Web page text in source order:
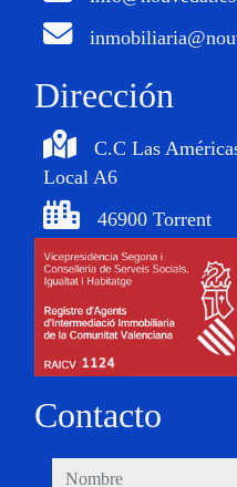
Dirección
C.C Las
Local A6
46900 Torrent
Contacto
nombre